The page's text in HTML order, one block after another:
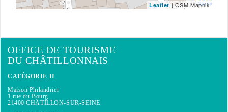
Leaflet | OSM Mapnik
OFFICE DE TOURISME
DU CHÂTILLONNAIS
CATÉGORIE II
Maison Philandrier
1 rue du Bourg
21400 CHÂTILLON-SUR-SEINE